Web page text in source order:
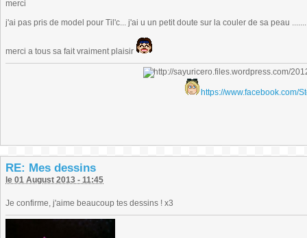
merci
j'ai pas pris de model pour Til'c... j'ai u un petit doute sur la couler de sa peau
merci a tous sa fait vraiment plaisir
https://www.facebook.com/
RE: Mes dessins
le 01 August 2013 - 11:45
Je confirme, j'aime beaucoup tes dessins ! x3